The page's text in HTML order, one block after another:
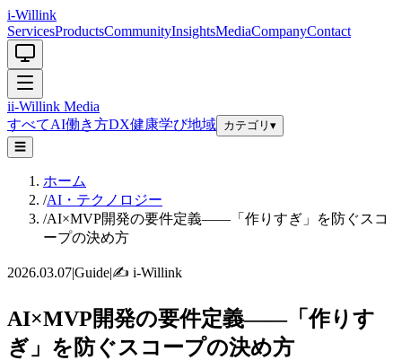
i-Willink
ServicesProductsCommunityInsightsMediaCompanyContact
ii-Willink Media
すべてAI働き方DX健康学び地域 カテゴリ ▾
☰
ホーム
/AI・テクノロジー
/AI×MVP開発の要件定義——「作りすぎ」を防ぐスコ
ープの決め方
2026.03.07|Guide|✍️ i-Willink
AI×MVP開発の要件定義——「作りす
ぎ」を防ぐスコープの決め方